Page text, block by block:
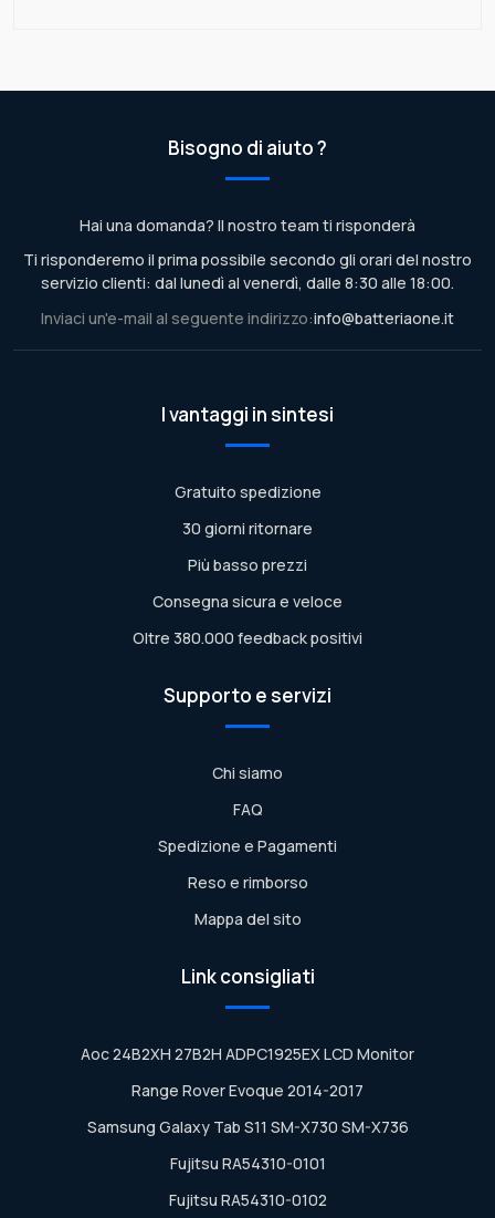
Bisogno di aiuto ?
Hai una domanda? Il nostro team ti risponderà
Ti risponderemo il prima possibile secondo gli orari del nostro
servizio clienti: dal lunedì al venerdì, dalle 8:30 alle 18:00.
Inviaci un'e-mail al seguente indirizzo:info@batteriaone.it
I vantaggi in sintesi
Gratuito spedizione
30 giorni ritornare
Più basso prezzi
Consegna sicura e veloce
Oltre 380.000 feedback positivi
Supporto e servizi
Chi siamo
FAQ
Spedizione e Pagamenti
Reso e rimborso
Mappa del sito
Link consigliati
Aoc 24B2XH 27B2H ADPC1925EX LCD Monitor
Range Rover Evoque 2014-2017
Samsung Galaxy Tab S11 SM-X730 SM-X736
Fujitsu RA54310-0101
Fujitsu RA54310-0102